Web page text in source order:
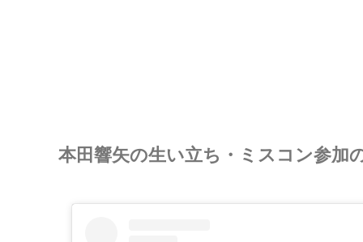
本田響矢の生い立ち・ミスコン参加